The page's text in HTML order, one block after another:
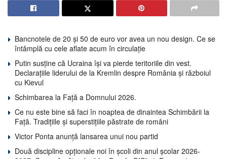
Bancnotele de 20 și 50 de euro vor avea un nou design. Ce se
întâmplă cu cele aflate acum în circulație
Putin susține că Ucraina își va pierde teritoriile din vest.
Declarațiile liderului de la Kremlin despre România și războiul
cu Kievul
Schimbarea la Față a Domnului 2026.
Ce nu este bine să faci în noaptea de dinaintea Schimbării la
Față. Tradițiile și superstițiile păstrate de români
Victor Ponta anunță lansarea unui nou partid
Două discipline opționale noi în școli din anul școlar 2026-